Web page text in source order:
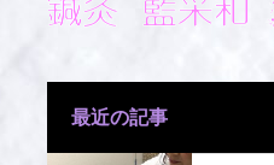
最近の記事